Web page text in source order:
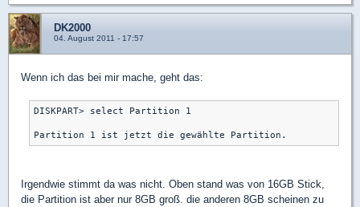
DK2000
04. August 2011 - 17:57
Wenn ich das bei mir mache, geht das:
DISKPART> select Partition 1
Irgendwie stimmt da was nicht. Oben stand was von 16GB Stick,
die Partition ist aber nur 8GB groß. die anderen 8GB scheinen zu